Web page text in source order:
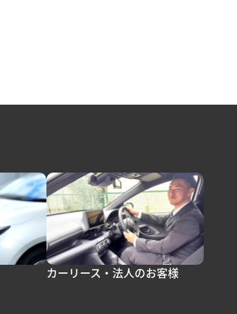
カーリース・法人のお客様